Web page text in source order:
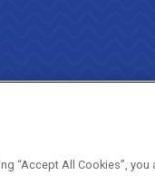
“Accept All Cookies”,